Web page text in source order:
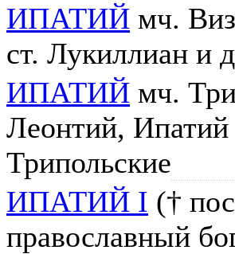
ИПАТИЙ мч.
ст. Лукиллиан и
ИПАТИЙ мч.
Леонтий,
Трипольские
ИПАТИЙ I (†
православный